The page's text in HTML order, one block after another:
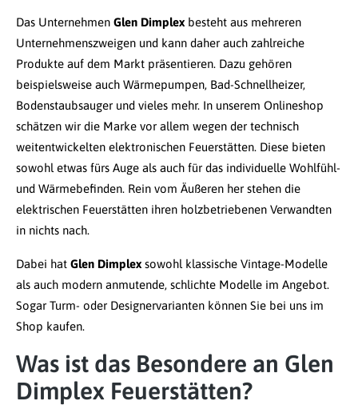
Das Unternehmen Glen Dimplex besteht aus mehreren
Unternehmenszweigen und kann daher auch zahlreiche
Produkte auf dem Markt präsentieren. Dazu gehören
beispielsweise auch Wärmepumpen, Bad-Schnellheizer,
Bodenstaubsauger und vieles mehr. In unserem Onlineshop
schätzen wir die Marke vor allem wegen der technisch
weitentwickelten elektronischen Feuerstätten. Diese bieten
sowohl etwas fürs Auge als auch für das individuelle Wohlfühl-
und Wärmebefinden. Rein vom Äußeren her stehen die
elektrischen Feuerstätten ihren holzbetriebenen Verwandten
in nichts nach.
Dabei hat Glen Dimplex sowohl klassische Vintage-Modelle
als auch modern anmutende, schlichte Modelle im Angebot.
Sogar Turm- oder Designervarianten können Sie bei uns im
Shop kaufen.
Was ist das Besondere an Glen
Dimplex Feuerstätten?